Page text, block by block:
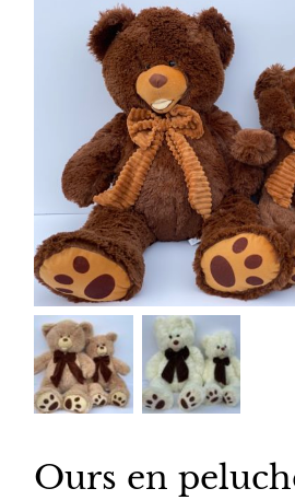
Ours en